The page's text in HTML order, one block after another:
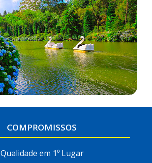
COMPROMISSOS
Qualidade em 1º Lugar